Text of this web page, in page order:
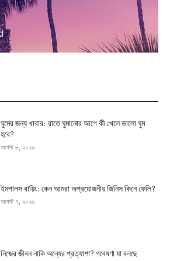
ঘুমের জন্য খাবার: রাতে ঘুমানোর আগে কী খেলে ভালো ঘুম
হবে?
আগস্ট ৮, ২০২৬
ইমপালস বায়িং: কেন আমরা অপ্রয়োজনীয় জিনিস কিনে ফেলি?
আগস্ট ৭, ২০২৬
নিজের জীবন নাকি অন্যের প্রত্যাশা? গবেষণা যা বলছে